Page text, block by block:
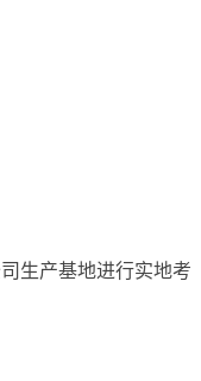
生产基地进行实地考